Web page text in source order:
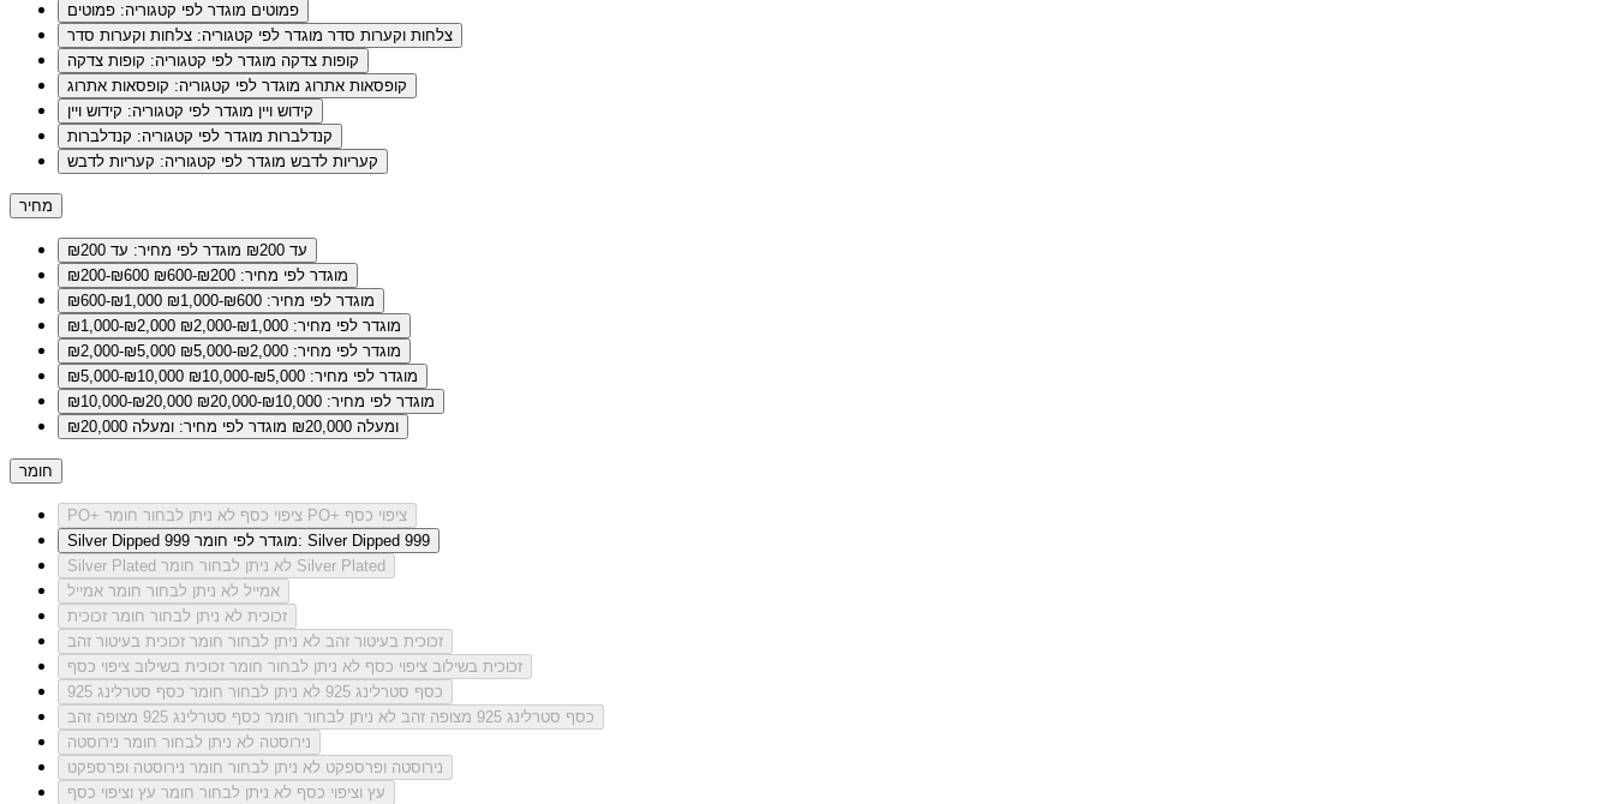
פמוטים מוגדר לפי קטגוריה: פמוטים
צלחות וקערות סדר מוגדר לפי קטגוריה: צלחות וקערות סדר
קופות צדקה מוגדר לפי קטגוריה: קופות צדקה
קופסאות אתרוג מוגדר לפי קטגוריה: קופסאות אתרוג
קידוש ויין מוגדר לפי קטגוריה: קידוש ויין
קנדלברות מוגדר לפי קטגוריה: קנדלברות
קעריות לדבש מוגדר לפי קטגוריה: קעריות לדבש
מחיר
עד ₪200
מוגדר לפי מחיר: עד ₪200
₪200-₪600
מוגדר לפי מחיר: ₪200-₪600
₪600-₪1,000
מוגדר לפי מחיר: ₪600-₪1,000
₪1,000-₪2,000
מוגדר לפי מחיר: ₪1,000-₪2,000
₪2,000-₪5,000
מוגדר לפי מחיר: ₪2,000-₪5,000
₪5,000-₪10,000
מוגדר לפי מחיר: ₪5,000-₪10,000
₪10,000-₪20,000
מוגדר לפי מחיר: ₪10,000-₪20,000
ומעלה ₪20,000
מוגדר לפי מחיר: ומעלה ₪20,000
חומר
PO+ ציפוי כסף
לא ניתן לבחור חומר PO+ ציפוי כסף
Silver Dipped 999
מוגדר לפי חומר: Silver Dipped 999
Silver Plated
לא ניתן לבחור חומר Silver Plated
אמייל לא ניתן לבחור חומר אמייל
זכוכית לא ניתן לבחור חומר זכוכית
זכוכית בעיטור זהב לא ניתן לבחור חומר זכוכית בעיטור זהב
זכוכית בשילוב ציפוי כסף לא ניתן לבחור חומר זכוכית בשילוב ציפוי כסף
כסף סטרלינג 925
לא ניתן לבחור חומר כסף סטרלינג 925
כסף סטרלינג 925 מצופה זהב
לא ניתן לבחור חומר כסף סטרלינג 925 מצופה זהב
נירוסטה לא ניתן לבחור חומר נירוסטה
נירוסטה ופרספקט לא ניתן לבחור חומר נירוסטה ופרספקט
עץ וציפוי כסף לא ניתן לבחור חומר עץ וציפוי כסף